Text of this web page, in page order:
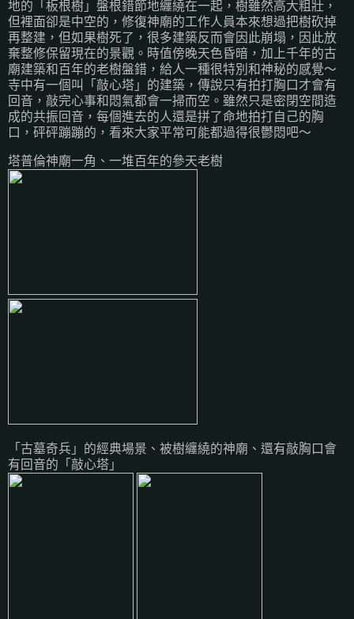
地的「板根樹」盤根錯節地纏繞在一起，樹雖然高大粗壯，
但裡面卻是中空的，修復神廟的工作人員本來想過把樹砍掉
再整建，但如果樹死了，很多建築反而會因此崩塌，因此放
棄整修保留現在的景觀。時值傍晚天色昏暗，加上千年的古
廟建築和百年的老樹盤錯，給人一種很特別和神秘的感覺～
寺中有一個叫「敲心塔」的建築，傳說只有拍打胸口才會有
回音，敲完心事和悶氣都會一掃而空。雖然只是密閉空間造
成的共振回音，每個進去的人還是拼了命地拍打自己的胸
口，砰砰蹦蹦的，看來大家平常可能都過得很鬱悶吧～
塔普倫神廟一角、一堆百年的參天老樹
「古墓奇兵」的經典場景、被樹纏繞的神廟、還有敲胸口會
有回音的「敲心塔」